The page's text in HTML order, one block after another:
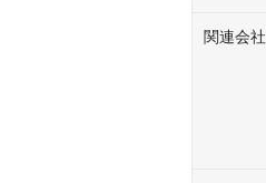
関連会社